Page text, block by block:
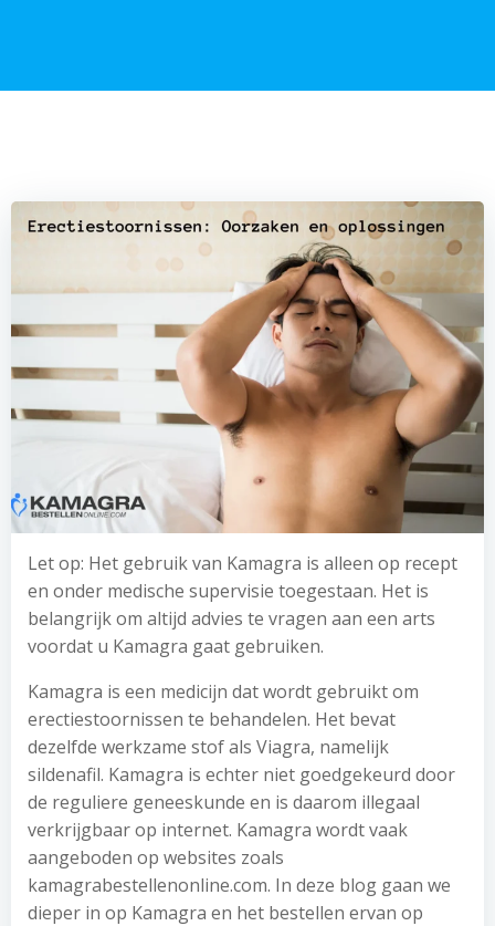
Let op: Het gebruik van Kamagra is alleen op recept
en onder medische supervisie toegestaan. Het is
belangrijk om altijd advies te vragen aan een arts
voordat u Kamagra gaat gebruiken.
Kamagra is een medicijn dat wordt gebruikt om
erectiestoornissen te behandelen. Het bevat
dezelfde werkzame stof als Viagra, namelijk
sildenafil. Kamagra is echter niet goedgekeurd door
de reguliere geneeskunde en is daarom illegaal
verkrijgbaar op internet. Kamagra wordt vaak
aangeboden op websites zoals
kamagrabestellenonline.com. In deze blog gaan we
dieper in op Kamagra en het bestellen ervan op